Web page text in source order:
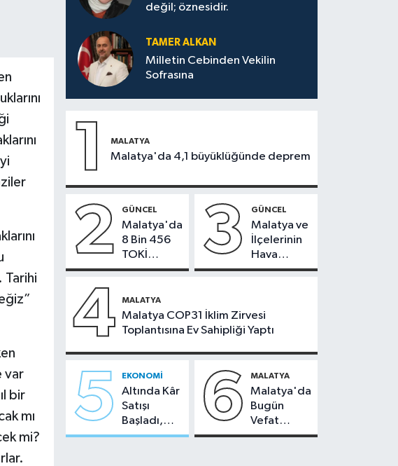
Tarihi
var
bir
mı
mi?
değil; öznesidir.
TAMER ALKAN
Milletin Cebinden Vekilin
Sofrasına
1 MALATYA
Malatya'da 4,1 büyüklüğünde deprem
2 GÜNCEL
Malatya'da
8 Bin 456
TOKİ
Konutunun
Bugün
Çekiliyor
3 GÜNCEL
Malatya ve
İlçelerinin
Hava
Durumu -
2026
4 MALATYA
Malatya COP31 İklim Zirvesi
Toplantısına Ev Sahipliği Yaptı
5 EKONOMI
Altında Kâr
Satışı
Başladı,
Malatya'da
6 MALATYA
Malatya'da
Bugün
Vefat
Edenler -